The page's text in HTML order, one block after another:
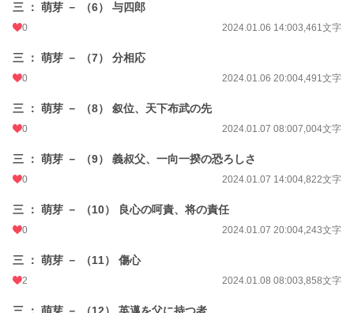
三 ： 萌芽 － （6） 与四郎
0 2024.01.06 14:003,461文字
三 ： 萌芽 － （7） 分相応
0 2024.01.06 20:004,491文字
三 ： 萌芽 － （8） 叙位、天下布武の先
0 2024.01.07 08:007,004文字
三 ： 萌芽 － （9） 義叔父、一向一揆の恐ろしさ
0 2024.01.07 14:004,822文字
三 ： 萌芽 － （10） 良心の呵責、将の責任
0 2024.01.07 20:004,243文字
三 ： 萌芽 － （11） 傷心
2 2024.01.08 08:003,858文字